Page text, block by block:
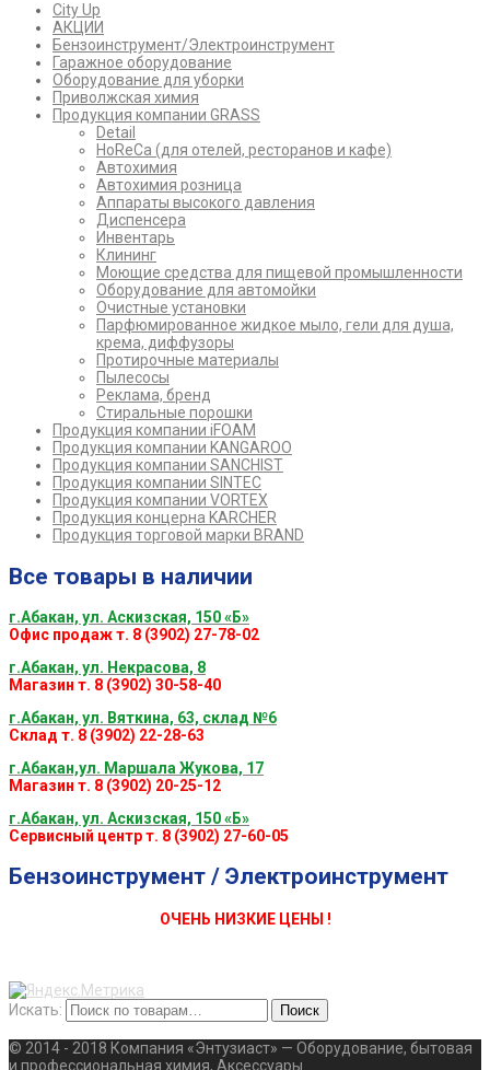
City Up
АКЦИИ
Бензоинструмент/Электроинструмент
Гаражное оборудование
Оборудование для уборки
Приволжская химия
Продукция компании GRASS
Detail
HoReCa (для отелей, ресторанов и кафе)
Автохимия
Автохимия розница
Аппараты высокого давления
Диспенсера
Инвентарь
Клининг
Моющие средства для пищевой промышленности
Оборудование для автомойки
Очистные установки
Парфюмированное жидкое мыло, гели для душа,
крема, диффузоры
Протирочные материалы
Пылесосы
Реклама, бренд
Стиральные порошки
Продукция компании iFOAM
Продукция компании KANGAROO
Продукция компании SANCHIST
Продукция компании SINTEC
Продукция компании VORTEX
Продукция концерна KARCHER
Продукция торговой марки BRAND
Все товары в наличии
г.Абакан, ул. Аскизская, 150 «Б»
Офис продаж т. 8 (3902) 27-78-02
г.Абакан, ул. Некрасова, 8
Магазин т. 8 (3902) 30-58-40
г.Абакан, ул. Вяткина, 63, склад №6
Склад т. 8 (3902) 22-28-63
г.Абакан,ул. Маршала Жукова, 17
Магазин т. 8 (3902) 20-25-12
г.Абакан, ул. Аскизская, 150 «Б»
Сервисный центр т. 8 (3902) 27-60-05
Бензоинструмент / Электроинструмент
ОЧЕНЬ НИЗКИЕ ЦЕНЫ !
Искать: Поиск
© 2014 - 2018 Компания «Энтузиаст» — Оборудование, бытовая
и профессиональная химия, Аксессуары.